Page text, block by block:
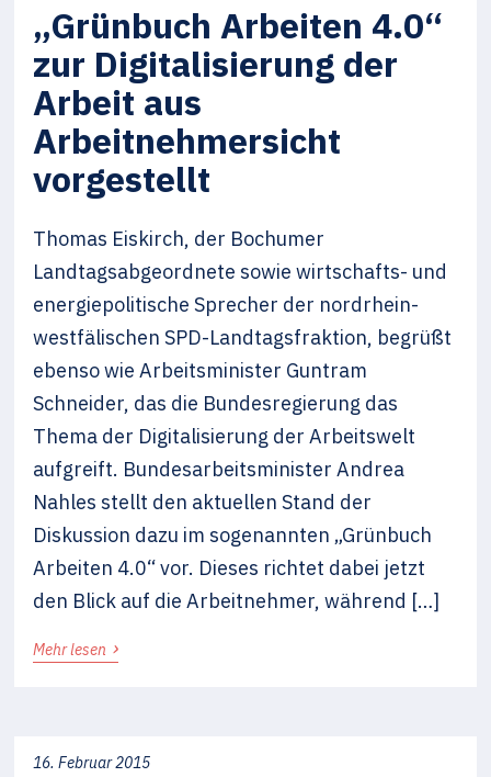
„Grünbuch Arbeiten 4.0“
zur Digitalisierung der
Arbeit aus
Arbeitnehmersicht
vorgestellt
Thomas Eiskirch, der Bochumer
Landtagsabgeordnete sowie wirtschafts- und
energiepolitische Sprecher der nordrhein-
westfälischen SPD-Landtagsfraktion, begrüßt
ebenso wie Arbeitsminister Guntram
Schneider, das die Bundesregierung das
Thema der Digitalisierung der Arbeitswelt
aufgreift. Bundesarbeitsminister Andrea
Nahles stellt den aktuellen Stand der
Diskussion dazu im sogenannten „Grünbuch
Arbeiten 4.0“ vor. Dieses richtet dabei jetzt
den Blick auf die Arbeitnehmer, während […]
Mehr lesen ›
16. Februar 2015